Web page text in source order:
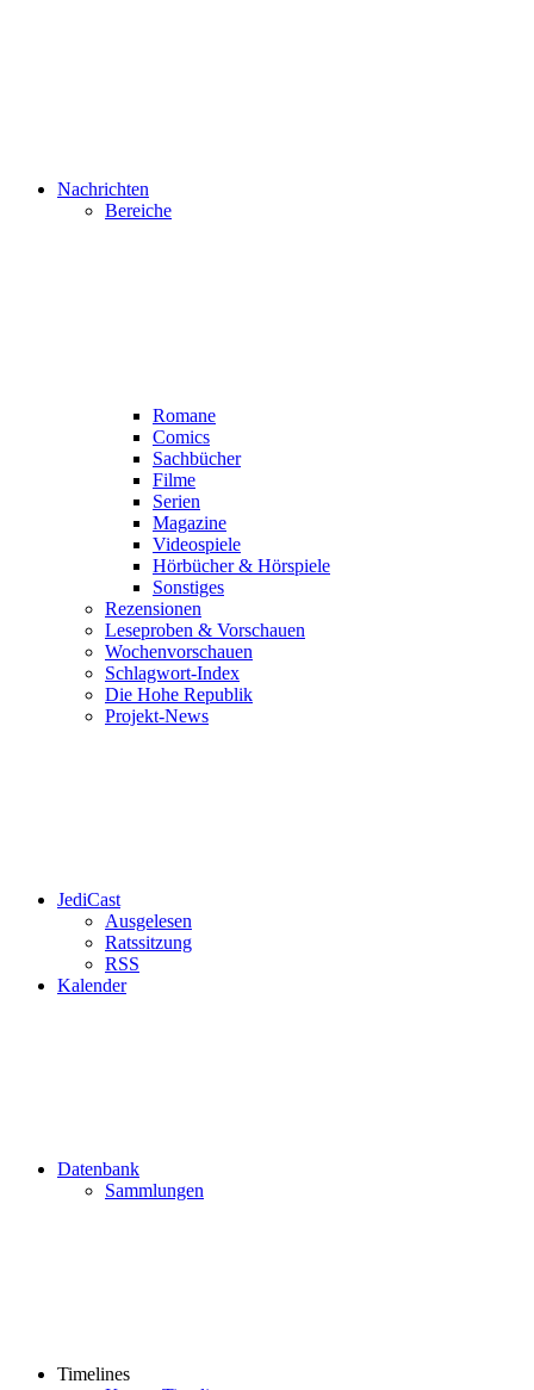
Nachrichten
Bereiche
Romane
Comics
Sachbücher
Filme
Serien
Magazine
Videospiele
Hörbücher & Hörspiele
Sonstiges
Rezensionen
Leseproben & Vorschauen
Wochenvorschauen
Schlagwort-Index
Die Hohe Republik
Projekt-News
JediCast
Ausgelesen
Ratssitzung
RSS
Kalender
Datenbank
Sammlungen
Timelines